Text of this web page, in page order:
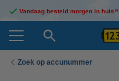
Vandaag besteld morgen in huis!*
Zoek op accunummer